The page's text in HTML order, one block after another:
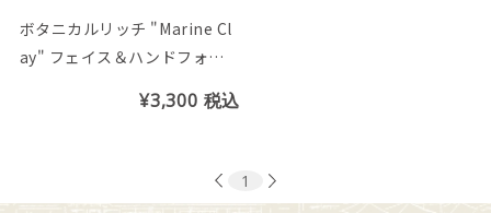
ボタニカルリッチ "Marine Cl
ay" フェイス＆ハンドフォー
¥3,300 税込
1